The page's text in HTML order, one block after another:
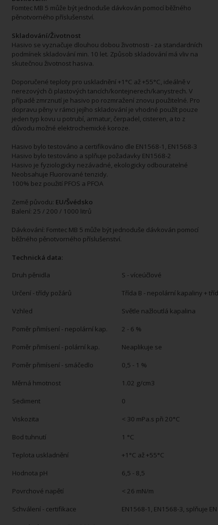
Fomtec MB 5 může být jednoduše dávkován pomocí běžného
pěnotvorného příslušenství.
Skladování/Životnost
Hasivo se vyznačuje dlouhou dobou životnosti - za standardních
podmínek skladování min. 10 let. Způsob skladování má vliv na
skutečnou životnost hasiva.
Doporučené teploty pro uskladnění +1°C až +55°C, ideálně v
nerezových či plastových tancích/kontejnerech/kanystrech. V
případě zmrznutí je hasivo po rozmražení znovu použitelné. Pro
dopravu pěny v rámci jejího skladování je vhodné použít pouze
jeden typ kovu u potrubí, armatur, čerpadel, cisteren, a to z
důvodu možné elektrochemické koroze.
Hasivo bylo testováno a certifikováno dle EN1568-1, EN1568-3
Hasivo bylo testováno a splňuje požadavky EN1568-2
Hasivo je fyziologicky nezávadné, ekologicky odbouratelné
Neobsahuje Fluorované tenzidy.
100% bez použití PFOS a PFOA
Země původu: EU/Švédsko
Balení: 25 / 200 / 1000 litrů
Dávkování: Fomtec MB 5 může být jednoduše dávkován pomocí
běžného pěnotvorného příslušenství.
Technická data:
Druh pěnidla
S - víceúčlové
Určení - třídy požárů Třída B - nepolární kapaliny +
Vzhled Světle nažloutlá kapalina
Poměr přimísení - nepolární kap. 2 - 6 %
Poměr přimísení - polární kap. Neaplikuje se
Poměr přimísení - smáčedlo 0,5 - 1 %
Měrná hmotnost 1.02 g/cm3
Sediment 0
Viskozita < 30 mPa.s při 20°C
Bod tuhnutí 1 °C
Teplota uskladnění +1°C až +55°C
Hodnota pH 6,5 - 8,5
Povrchové napětí < 26 mN/m
Schválení - certifikace EN1568-1, EN1568-3, splňuje